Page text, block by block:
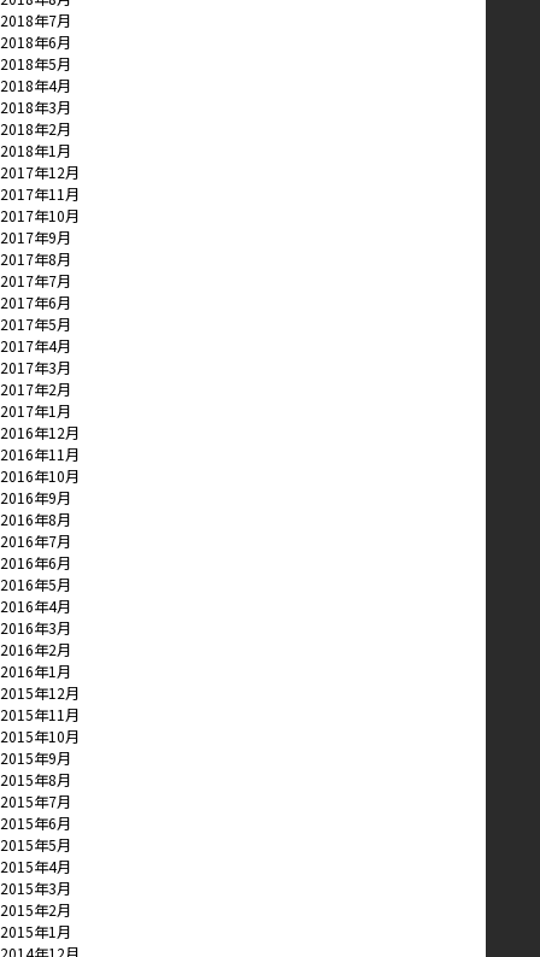
2018年7月
2018年6月
2018年5月
2018年4月
2018年3月
2018年2月
2018年1月
2017年12月
2017年11月
2017年10月
2017年9月
2017年8月
2017年7月
2017年6月
2017年5月
2017年4月
2017年3月
2017年2月
2017年1月
2016年12月
2016年11月
2016年10月
2016年9月
2016年8月
2016年7月
2016年6月
2016年5月
2016年4月
2016年3月
2016年2月
2016年1月
2015年12月
2015年11月
2015年10月
2015年9月
2015年8月
2015年7月
2015年6月
2015年5月
2015年4月
2015年3月
2015年2月
2015年1月
2014年12月